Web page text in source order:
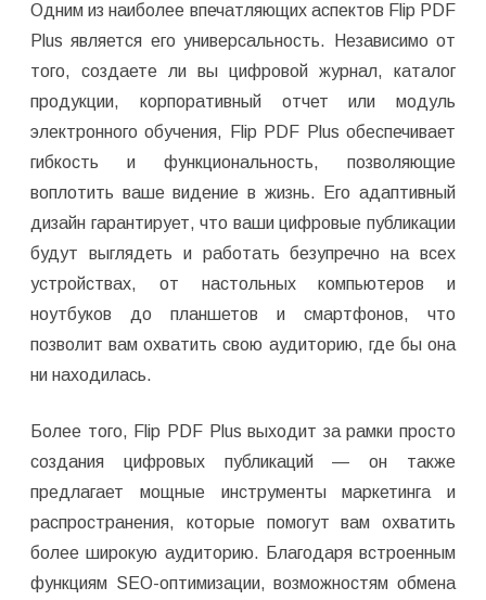
Одним из наиболее впечатляющих аспектов Flip PDF
Plus является его универсальность. Независимо от
того, создаете ли вы цифровой журнал, каталог
продукции, корпоративный отчет или модуль
электронного обучения, Flip PDF Plus обеспечивает
гибкость и функциональность, позволяющие
воплотить ваше видение в жизнь. Его адаптивный
дизайн гарантирует, что ваши цифровые публикации
будут выглядеть и работать безупречно на всех
устройствах, от настольных компьютеров и
ноутбуков до планшетов и смартфонов, что
позволит вам охватить свою аудиторию, где бы она
ни находилась.
Более того, Flip PDF Plus выходит за рамки просто
создания цифровых публикаций — он также
предлагает мощные инструменты маркетинга и
распространения, которые помогут вам охватить
более широкую аудиторию. Благодаря встроенным
функциям SEO-оптимизации, возможностям обмена